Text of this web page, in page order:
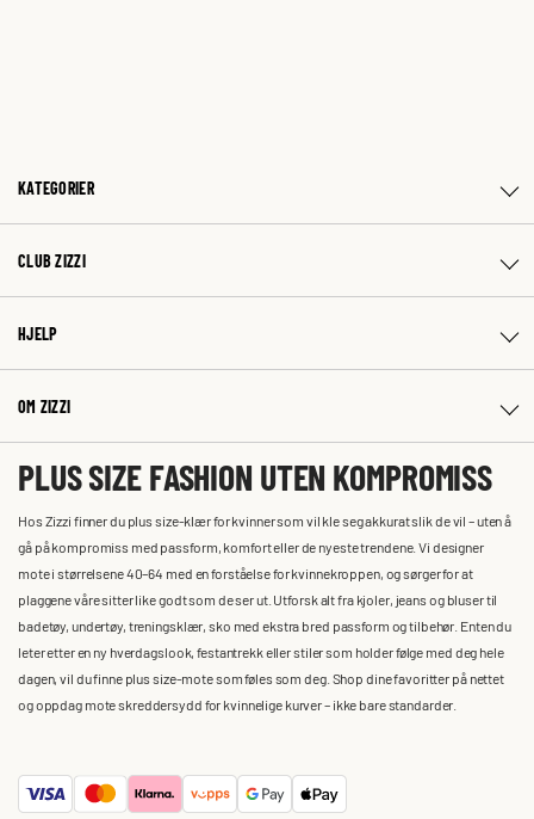
KATEGORIER
CLUB ZIZZI
HJELP
OM ZIZZI
PLUS SIZE FASHION UTEN KOMPROMISS
Hos Zizzi finner du plus size-klær for kvinner som vil kle seg akkurat slik de vil – uten å
gå på kompromiss med passform, komfort eller de nyeste trendene. Vi designer
mote i størrelsene 40–64 med en forståelse for kvinnekroppen, og sørger for at
plaggene våre sitter like godt som de ser ut. Utforsk alt fra kjoler, jeans og bluser til
badetøy, undertøy, treningsklær, sko med ekstra bred passform og tilbehør. Enten du
leter etter en ny hverdagslook, festantrekk eller stiler som holder følge med deg hele
dagen, vil du finne plus size-mote som føles som deg. Shop dine favoritter på nettet
og oppdag mote skreddersydd for kvinnelige kurver – ikke bare standarder.